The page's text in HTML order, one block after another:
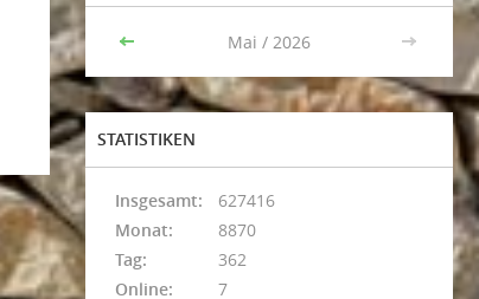
<< Mai / 2026 >>
STATISTIKEN
Online: 7
Insgesamt:
627416
Monat:
8870
Tag:
362